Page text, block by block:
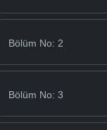
Bölüm No: 2
Bölüm No: 3